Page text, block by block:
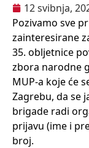
12 svibnja,
Pozivamo sve
zainteresirane
35. obljetnice
zbora narodne
MUP-a koje će
Zagrebu, da se
brigade radi
prijavu (ime i
broj.